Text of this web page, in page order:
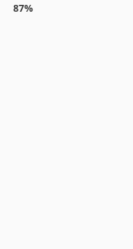
87%